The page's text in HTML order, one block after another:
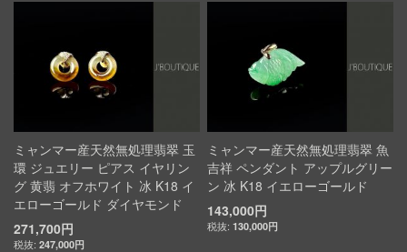
ミャンマー産天然無処理翡翠 玉
環 ジュエリー ピアス イヤリン
グ 黄翡 オフホワイト 冰 K18 イ
エローゴールド ダイヤモンド
271,700円
247,000円
ミャンマー産天然無処理翡翠 魚
吉祥 ペンダント アップルグリー
ン 冰 K18 イエローゴールド
143,000円
130,000円